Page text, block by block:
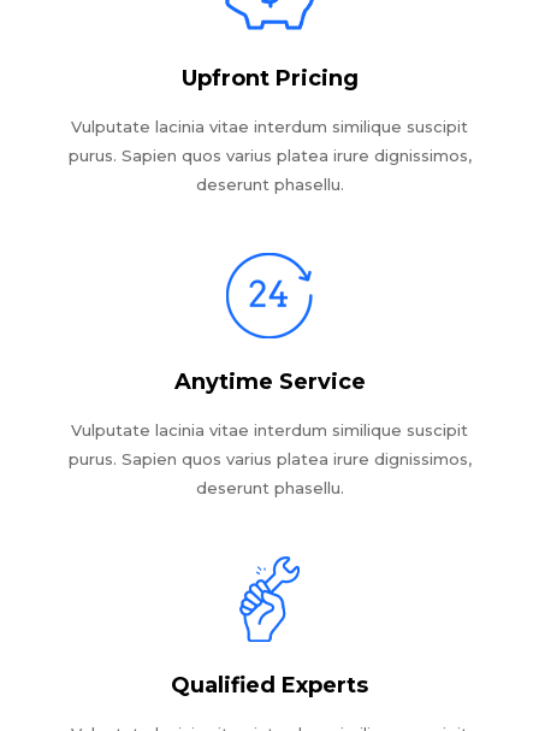
Upfront Pricing
Vulputate lacinia vitae interdum similique suscipit
purus. Sapien quos varius platea irure dignissimos,
deserunt phasellu.
Anytime Service
Vulputate lacinia vitae interdum similique suscipit
purus. Sapien quos varius platea irure dignissimos,
deserunt phasellu.
Qualified Experts